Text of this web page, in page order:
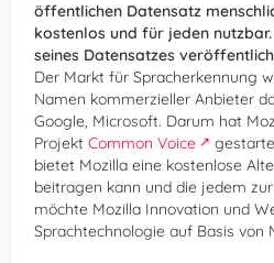
öffentlichen Datensatz
kostenlos und für jeden
seines Datensatzes
Der Markt für Spracherkennung
Namen kommerzieller Anbieter
Google, Microsoft. Darum hat
Projekt Common Voice
bietet Mozilla eine kostenlose
beitragen kann und die jedem
möchte Mozilla Innovation und
Sprachtechnologie auf Basis von